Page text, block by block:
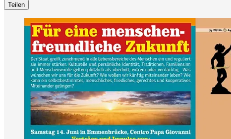
Teilen